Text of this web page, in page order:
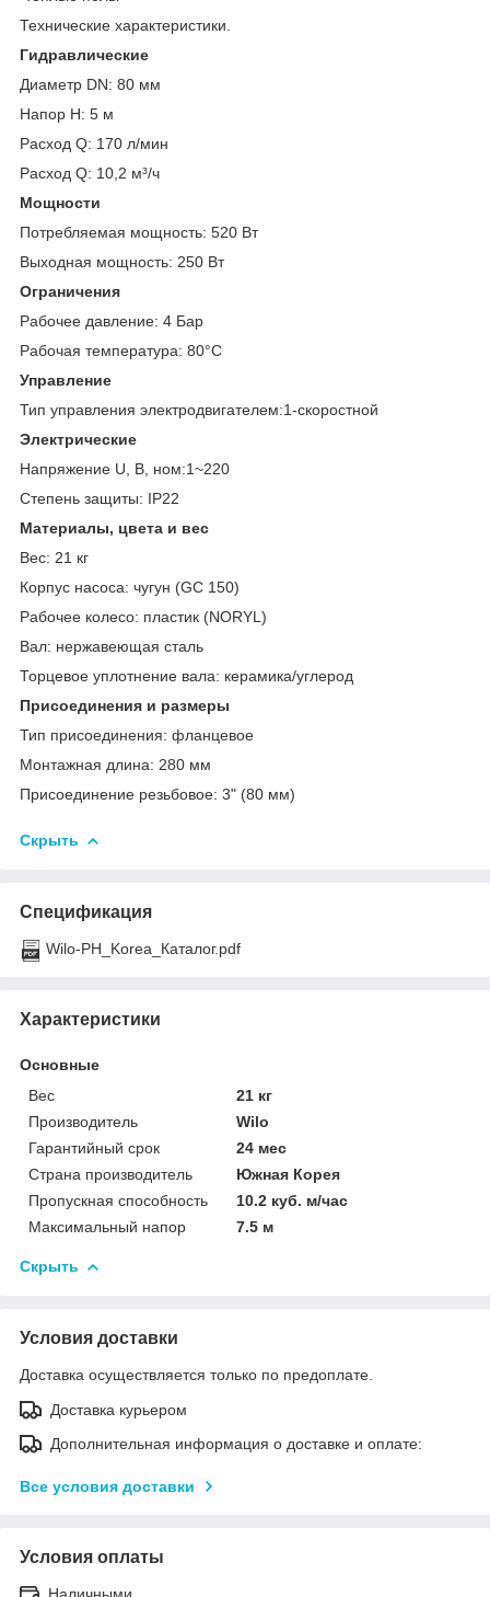
Технические характеристики.
Гидравлические
Диаметр DN: 80 мм
Напор H: 5 м
Расход Q: 170 л/мин
Расход Q: 10,2 м³/ч
Мощности
Потребляемая мощность: 520 Вт
Выходная мощность: 250 Вт
Ограничения
Рабочее давление: 4 Бар
Рабочая температура: 80°C
Управление
Тип управления электродвигателем:1-скоростной
Электрические
Напряжение U, В, ном:1~220
Степень защиты: IP22
Материалы, цвета и вес
Вес: 21 кг
Корпус насоса: чугун (GC 150)
Рабочее колесо: пластик (NORYL)
Вал: нержавеющая сталь
Торцевое уплотнение вала: керамика/углерод
Присоединения и размеры
Тип присоединения: фланцевое
Монтажная длина: 280 мм
Присоединение резьбовое: 3" (80 мм)
Скрыть
Спецификация
Wilo-PH_Korea_Каталог.pdf
Характеристики
Основные
Вес
21 кг
Производитель
Wilo
Гарантийный срок
24 мес
Страна производитель
Южная Корея
Пропускная способность
10.2 куб. м/час
Максимальный напор
7.5 м
Скрыть
Условия доставки
Доставка осуществляется только по предоплате.
Доставка курьером
Дополнительная информация о доставке и оплате:
Все условия доставки
Условия оплаты
Наличными